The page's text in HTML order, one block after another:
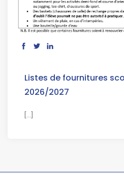
Listes de fournitures
2026/2027
[...]